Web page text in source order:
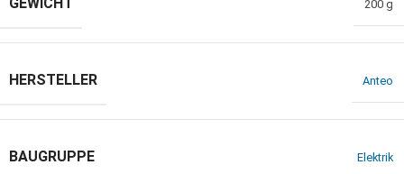
200 g
HERSTELLER Anteo
BAUGRUPPE Elektrik